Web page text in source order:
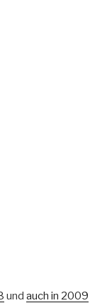
und auch in 2009